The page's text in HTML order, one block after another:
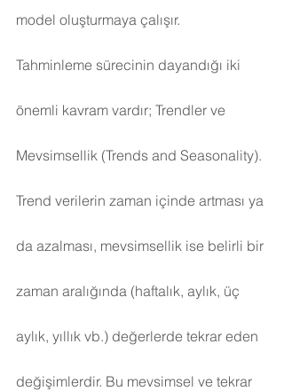
model oluşturmaya çalışır.
Tahminleme sürecinin dayandığı iki
önemli kavram vardır; Trendler ve
Mevsimsellik (Trends and Seasonality).
Trend verilerin zaman içinde artması ya
da azalması, mevsimsellik ise belirli bir
zaman aralığında (haftalık, aylık, üç
aylık, yıllık vb.) değerlerde tekrar eden
değişimlerdir. Bu mevsimsel ve tekrar